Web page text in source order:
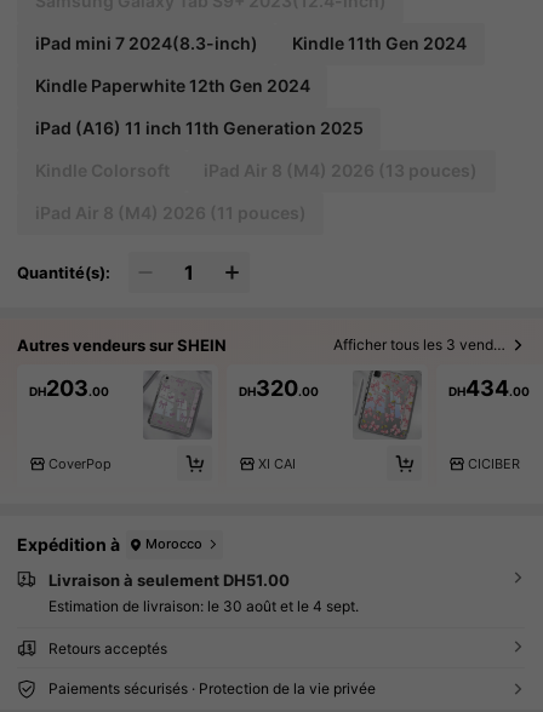
iPad mini 7 2024(8.3-inch) Kindle 11th Gen 2024
Kindle Paperwhite 12th Gen 2024
iPad (A16) 11 inch 11th Generation 2025
Quantité(s):
Autres vendeurs sur SHEIN Afficher tous les 3 vendeurs
DH203.00
CoverPop
DH320.00
XI CAI
DH434.00
CICIBER
Expédition à Morocco
Livraison à seulement DH51.00
Estimation de livraison: le 30 août et le 4 sept.
Retours acceptés
Paiements sécurisés · Protection de la vie privée